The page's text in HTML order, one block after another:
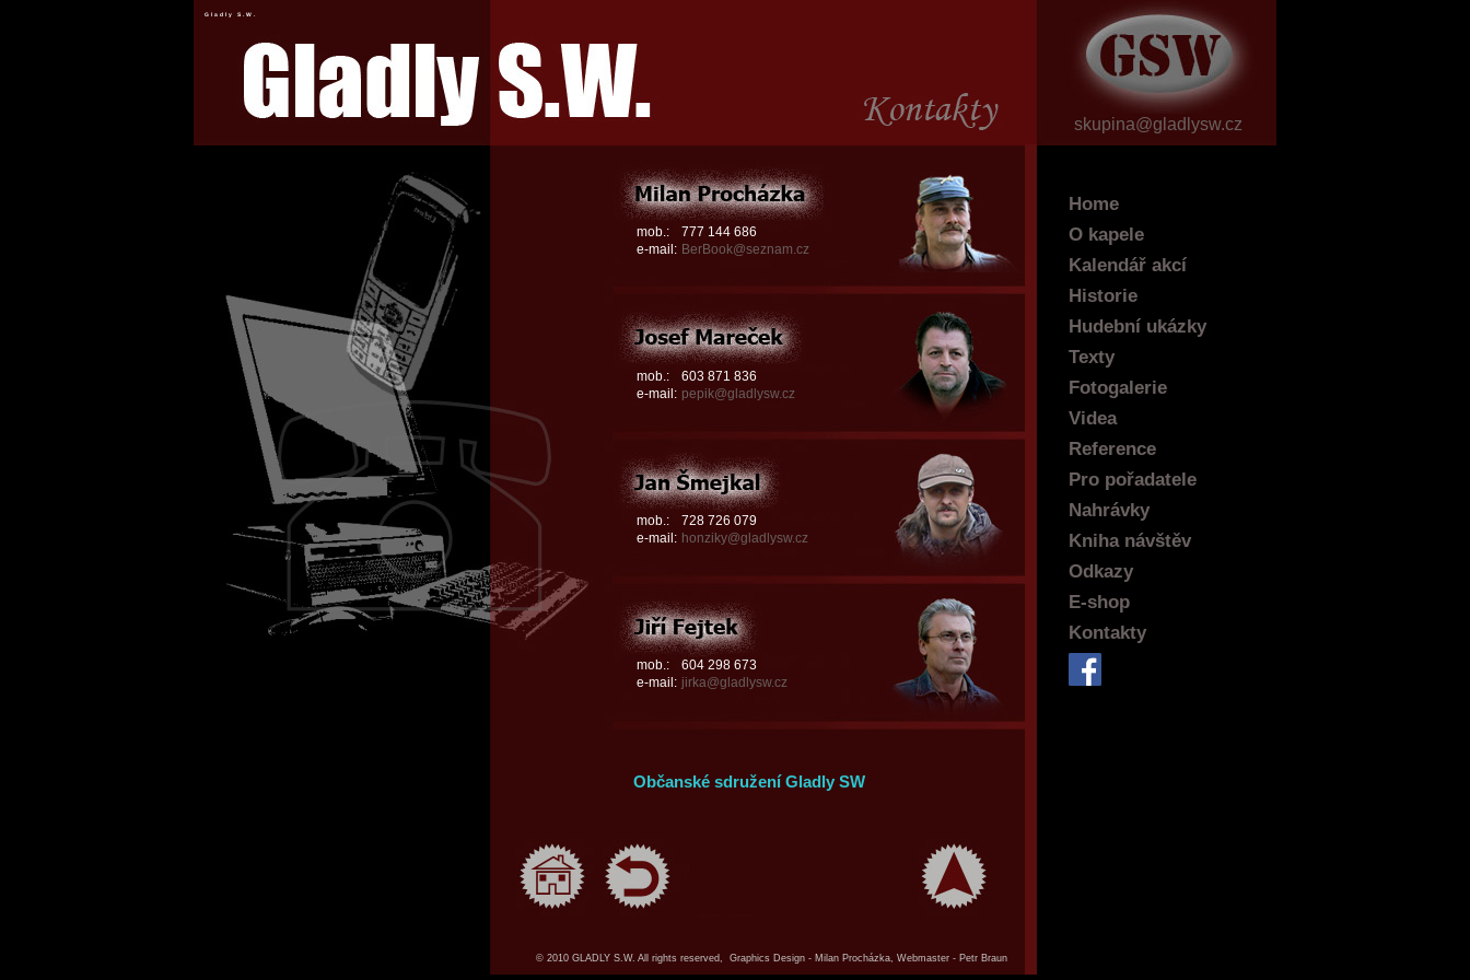
Gladly S.W.
skupina@gladlysw.cz
mob.:
777 144 686
e-mail: BerBook@seznam.cz
mob.:
603 871 836
e-mail: pepik@gladlysw.cz
mob.:
728 726 079
e-mail: honziky@gladlysw.cz
mob.:
604 298 673
e-mail: jirka@gladlysw.cz
Občanské sdružení Gladly SW
Home
O kapele
Kalendář akcí
Historie
Hudební ukázky
Texty
Fotogalerie
Videa
Reference
Pro pořadatele
Nahrávky
Kniha návštěv
Odkazy
E-shop
Kontakty
© 2010 GLADLY S.W. All rights reserved, Graphics Design - Milan Procházka, Webmaster - Petr Braun